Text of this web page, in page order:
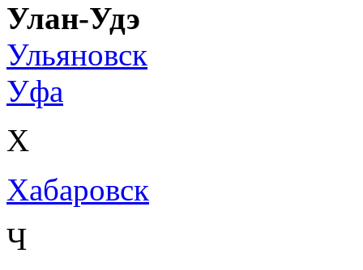
Улан-Удэ
Ульяновск
Уфа
Х
Хабаровск
Ч